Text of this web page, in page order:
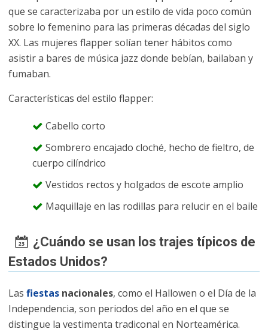
que se caracterizaba por un estilo de vida poco común
sobre lo femenino para las primeras décadas del siglo
XX. Las mujeres flapper solían tener hábitos como
asistir a bares de música jazz donde bebían, bailaban y
fumaban.
Características del estilo flapper:
Cabello corto
Sombrero encajado cloché, hecho de fieltro, de
cuerpo cilíndrico
Vestidos rectos y holgados de escote amplio
Maquillaje en las rodillas para relucir en el baile
¿Cuándo se usan los trajes típicos de
Estados Unidos?
Las fiestas nacionales, como el Hallowen o el Día de la
Independencia, son periodos del año en el que se
distingue la vestimenta tradiconal en Norteamérica.